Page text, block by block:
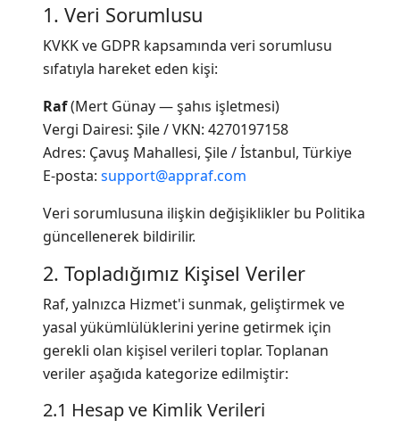
1. Veri Sorumlusu
KVKK ve GDPR kapsamında veri sorumlusu
sıfatıyla hareket eden kişi:
Raf(Mert Günay — şahıs işletmesi)
Vergi Dairesi: Şile / VKN: 4270197158
Adres: Çavuş Mahallesi, Şile / İstanbul, Türkiye
E-posta: support@appraf.com
Veri sorumlusuna ilişkin değişiklikler bu Politika
güncellenerek bildirilir.
2. Topladığımız Kişisel Veriler
Raf, yalnızca Hizmet'i sunmak, geliştirmek ve
yasal yükümlülüklerini yerine getirmek için
gerekli olan kişisel verileri toplar. Toplanan
veriler aşağıda kategorize edilmiştir:
2.1 Hesap ve Kimlik Verileri